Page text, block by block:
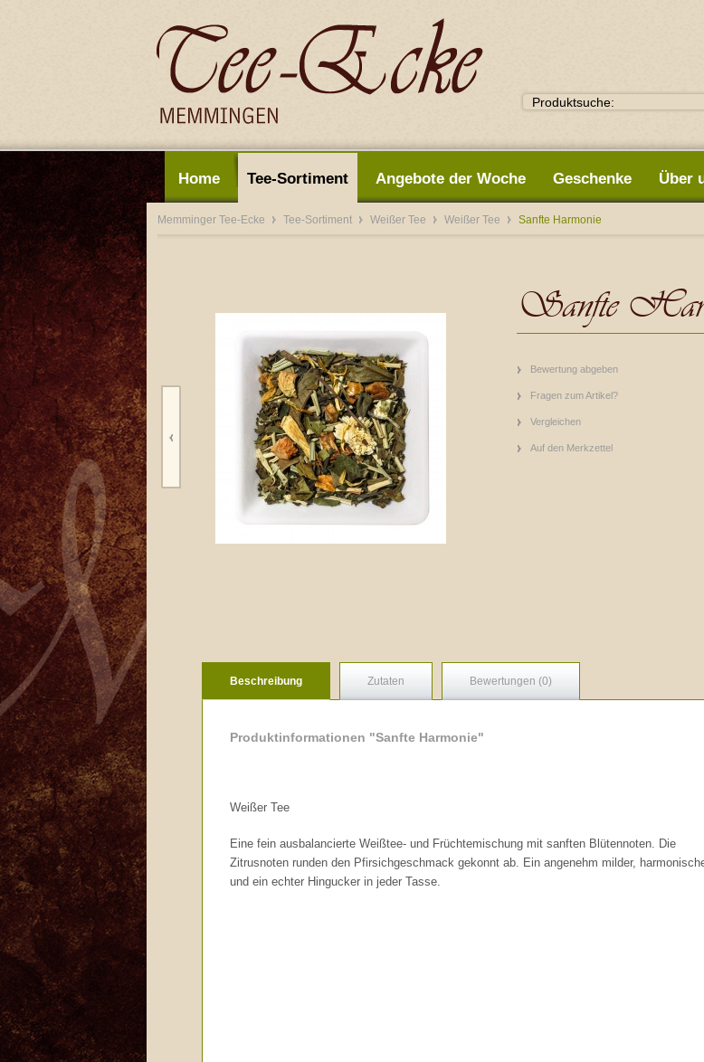
Home Tee-Sortiment Angebote der Woche Geschenke Über
Memminger Tee-Ecke Tee-Sortiment Weißer Tee Weißer Tee Sanfte Harmonie
Sanfte
Bewertung abgeben
Fragen zum Artikel?
Vergleichen
Auf den Merkzettel
Beschreibung Zutaten Bewertungen (0)
Produktinformationen "Sanfte Harmonie"
Weißer Tee
Eine fein ausbalancierte Weißtee- und Früchtemischung mit sanften Blütennoten. Die
Zitrusnoten runden den Pfirsichgeschmack gekonnt ab. Ein angenehm milder,
und ein echter Hingucker in jeder Tasse.